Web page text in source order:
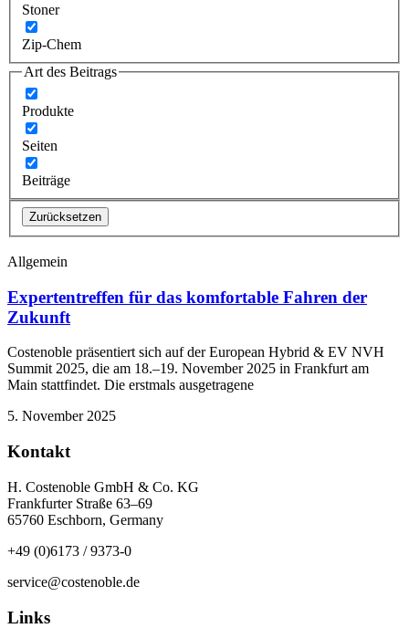
Stoner
Zip-Chem
Art des Beitrags
Produkte
Seiten
Beiträge
Zurücksetzen
Allgemein
Expertentreffen für das komfortable Fahren der
Zukunft
Costenoble präsentiert sich auf der European Hybrid & EV NVH
Summit 2025, die am 18.–19. November 2025 in Frankfurt am
Main stattfindet. Die erstmals ausgetragene
5. November 2025
Kontakt
H. Costenoble GmbH & Co. KG
Frankfurter Straße 63–69
65760 Eschborn, Germany
+49 (0)6173 / 9373-0
service@costenoble.de
Links